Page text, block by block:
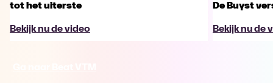
tot het uiterste
Bekijk nu de video
De Buyst
Bekijk nu de